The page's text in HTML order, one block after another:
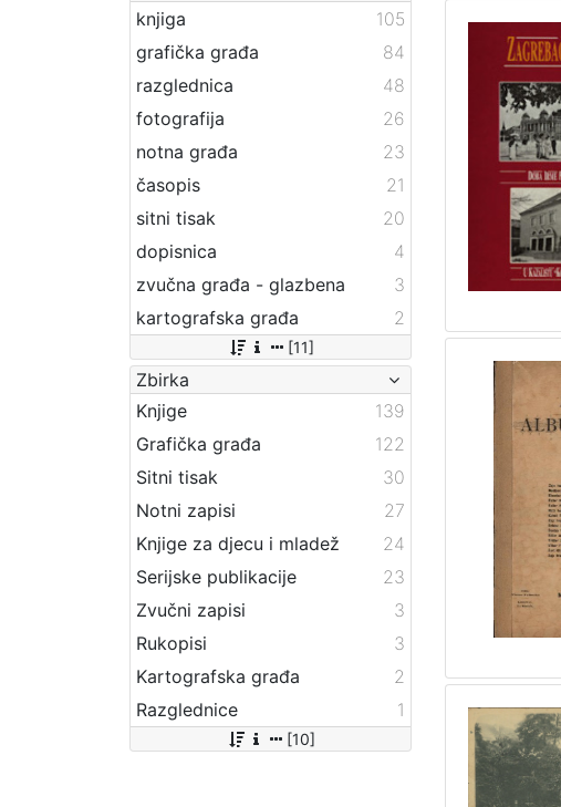
knjiga
105
grafička građa
84
razglednica
48
fotografija
26
notna građa
23
časopis
21
sitni tisak
20
dopisnica
4
zvučna građa - glazbena
3
kartografska građa
2
[11]
Zbirka
Knjige
139
Grafička građa
122
Sitni tisak
30
Notni zapisi
27
Knjige za djecu i mladež
24
Serijske publikacije
23
Zvučni zapisi
3
Rukopisi
3
Kartografska građa
2
Razglednice
1
[10]